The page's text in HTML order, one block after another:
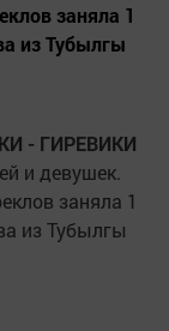
заняла 1
из Тубылгы
- ГИРЕВИКИ
и девушек.
заняла 1
из Тубылгы